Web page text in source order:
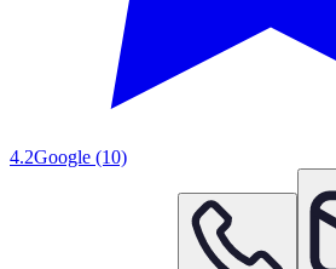
4.2Google (10)